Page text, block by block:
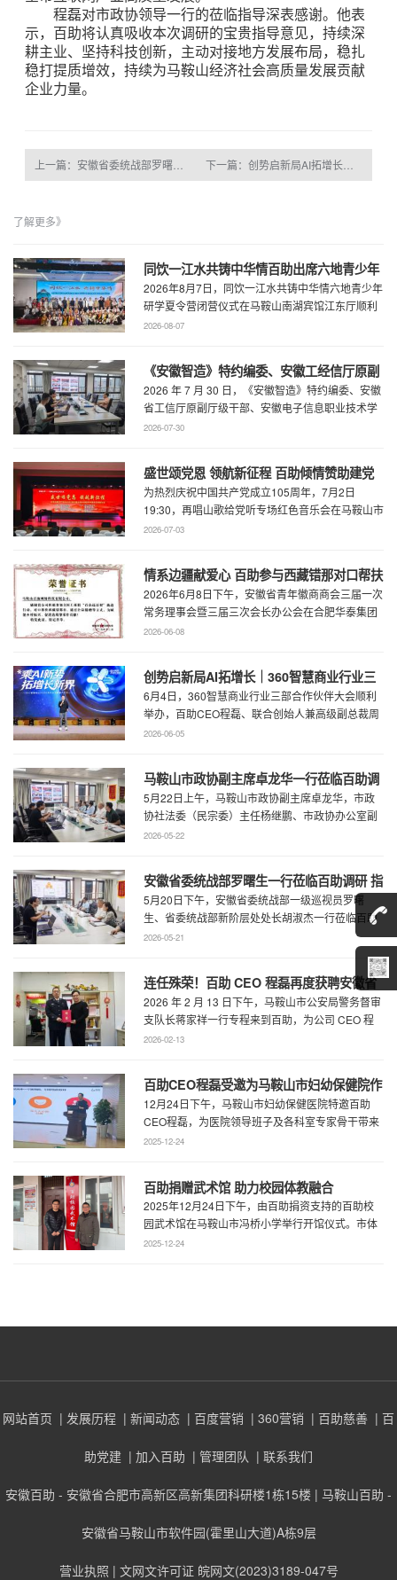
程磊对市政协领导一行的莅临指导深表感谢。他表
示，百助将认真吸收本次调研的宝贵指导意见，持续深
耕主业、坚持科技创新，主动对接地方发展布局，稳扎
稳打提质增效，持续为马鞍山经济社会高质量发展贡献
企业力量。
下一篇：创势启新局AI拓增长｜360智慧商业行业三部合作伙伴大会圆满召开
了解更多》
同饮一江水共铸中华情百助出席六地青少年
研学夏令营闭营仪式
2026年8月7日，同饮一江水共铸中华情六地青少年
研学夏令营闭营仪式在马鞍山南湖宾馆江东厅顺利
举办，百助CEO、马鞍山市新联会会长程 ...
2026-08-07
《安徽智造》特约编委、安徽工经信厅原副
厅级干部、安徽电子信息职业技术学院原党
委书记石象斌莅临百助考察交流
2026 年 7 月 30 日，《安徽智造》特约编委、安徽
省工信厅原副厅级干部、安徽电子信息职业技术学
院原党委书记石象斌莅临百助考 ...
2026-07-30
盛世颂党恩 领航新征程 百助倾情赞助建党
105周年文艺展演
为热烈庆祝中国共产党成立105周年，7月2日
19:30，再唱山歌给党听专场红色音乐会在马鞍山市
工人文化宫职工剧场精彩上演。本场音乐会由 ...
2026-07-03
情系边疆献爱心 百助参与西藏错那对口帮扶
行动
2026年6月8日下午，安徽省青年徽商商会三届一次
常务理事会暨三届三次会长办公会在合肥华泰集团
召开。...
2026-06-08
创势启新局AI拓增长｜360智慧商业行业三
部合作伙伴大会圆满召开
6月4日，360智慧商业行业三部合作伙伴大会顺利
举办，百助CEO程磊、联合创始人兼高级副总裁周
慧受邀参会，与360集团副总裁黄剑及行业各合作
2026-06-05
马鞍山市政协副主席卓龙华一行莅临百助调
研指导工作
5月22日上午，马鞍山市政协副主席卓龙华，市政
协社法委（民宗委）主任杨继鹏、市政协办公室副
主任何慧、市政协专委会综合五科副科长 ...
2026-05-22
安徽省委统战部罗曙生一行莅临百助调研 指
导新阶层人士工作
5月20日下午，安徽省委统战部一级巡视员罗曙
生、省委统战部新阶层处处长胡淑杰一行莅临百助
走访调研，马鞍山市委统战部副部长王林陪 ...
2026-05-21
连任殊荣！百助 CEO 程磊再度获聘安徽省
公安厅党风政风警风监督员
2026 年 2 月 13 日下午，马鞍山市公安局警务督审
支队长蒋家祥一行专程来到百助，为公司 CEO 程
磊现场颁发安徽省公安厅党风 ...
2026-02-13
百助CEO程磊受邀为马鞍山市妇幼保健院作
专题演讲 共绘“超越医疗”发展新蓝图
12月24日下午，马鞍山市妇幼保健医院特邀百助
CEO程磊，为医院领导班子及各科室专家骨干带来
了一场题为《预见趋势，定义未来——为 ...
2025-12-24
百助捐赠武术馆 助力校园体教融合
2025年12月24日下午，由百助捐资支持的百助校
园武术馆在马鞍山市冯桥小学举行开馆仪式。市体
育局王鹏处长、花山区教育局华俊局长、 ...
2025-12-24
网站首页 | 发展历程 | 新闻动态 | 百度营销 | 360营销 | 百助慈善 | 百
助党建 | 加入百助 | 管理团队 | 联系我们
安徽百助 - 安徽省合肥市高新区高新集团科研楼1栋15楼 | 马鞍山百助 -
安徽省马鞍山市软件园(霍里山大道)A栋9层
营业执照 | 文网文许可证 皖网文(2023)3189-047号